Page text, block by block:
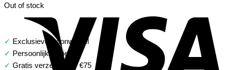
Out of stock
✓ Exclusieve woonwinkel
✓ Persoonlijk advies
✓ Gratis verzending > €75